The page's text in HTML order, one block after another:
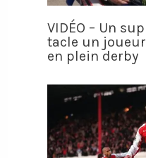
VIDÉO – Un
tacle un
en plein derby